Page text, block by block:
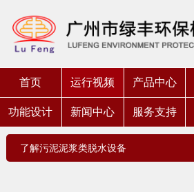
首页 运行视频 产品中心
功能设计 新闻中心 服务支持
了解污泥泥浆类脱水设备